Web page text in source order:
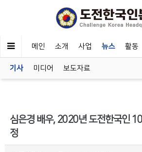
메인 소개 사업 뉴스 활동
기사 미디어 보도자료
심은경 배우, 2020년 도전한국인
정